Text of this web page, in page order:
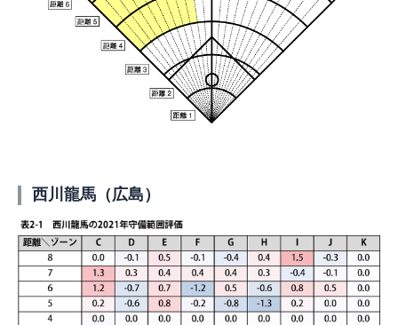
西川龍馬（広島）